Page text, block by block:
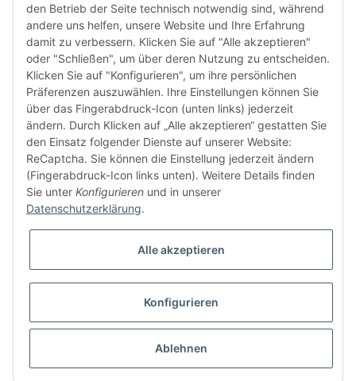
FÜR EUCH UNTERWEGS
Vertrag widerrufen
* Alle Preise inkl. gesetzlicher USt., zzgl.
© domsport GbR Besucherzähler: 1298669
den Betrieb der Seite technisch notwendig sind, während
andere uns helfen, unsere Website und Ihre Erfahrung
damit zu verbessern. Klicken Sie auf "Alle akzeptieren"
oder "Schließen", um über deren Nutzung zu entscheiden.
Klicken Sie auf "Konfigurieren", um ihre persönlichen
Präferenzen auszuwählen. Ihre Einstellungen können Sie
über das Fingerabdruck-Icon (unten links) jederzeit
ändern. Durch Klicken auf „Alle akzeptieren“ gestatten Sie
den Einsatz folgender Dienste auf unserer Website:
ReCaptcha. Sie können die Einstellung jederzeit ändern
(Fingerabdruck-Icon links unten). Weitere Details finden
Sie unter Konfigurieren und in unserer
Datenschutzerklärung.
Alle akzeptieren
Konfigurieren
Ablehnen